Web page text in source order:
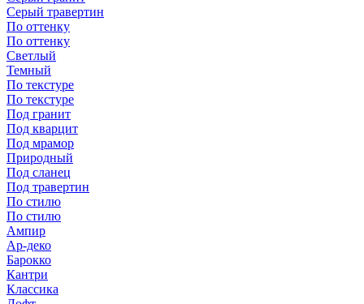
Серый травертин
По оттенку
По оттенку
Светлый
Темный
По текстуре
По текстуре
Под гранит
Под кварцит
Под мрамор
Природный
Под сланец
Под травертин
По стилю
По стилю
Ампир
Ар-деко
Барокко
Кантри
Классика